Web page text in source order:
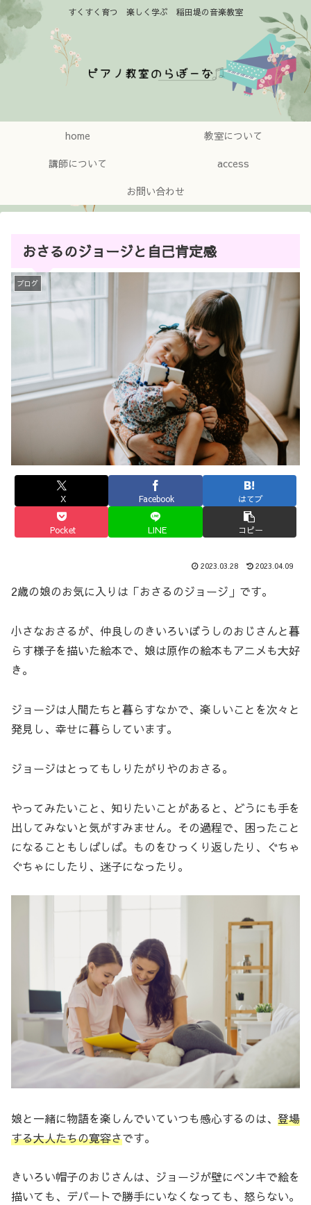
すくすく育つ 楽しく学ぶ 稲田堤の音楽教室
home
教室について
講師について
access
お問い合わせ
おさるのジョージと自己肯定感
ブログ
X Facebook はてブ
Pocket LINE コピー
2023.03.28 2023.04.09
2歳の娘のお気に入りは「おさるのジョージ」です。
小さなおさるが、仲良しのきいろいぼうしのおじさんと暮
らす様子を描いた絵本で、娘は原作の絵本もアニメも大好
き。
ジョージは人間たちと暮らすなかで、楽しいことを次々と
発見し、幸せに暮らしています。
ジョージはとってもしりたがりやのおさる。
やってみたいこと、知りたいことがあると、どうにも手を
出してみないと気がすみません。その過程で、困ったこと
になることもしばしば。ものをひっくり返したり、ぐちゃ
ぐちゃにしたり、迷子になったり。
娘と一緒に物語を楽しんでいていつも感心するのは、 登場
する大人たちの寛容さです。
きいろい帽子のおじさんは、ジョージが壁にペンキで絵を
描いても、デパートで勝手にいなくなっても、怒らない。